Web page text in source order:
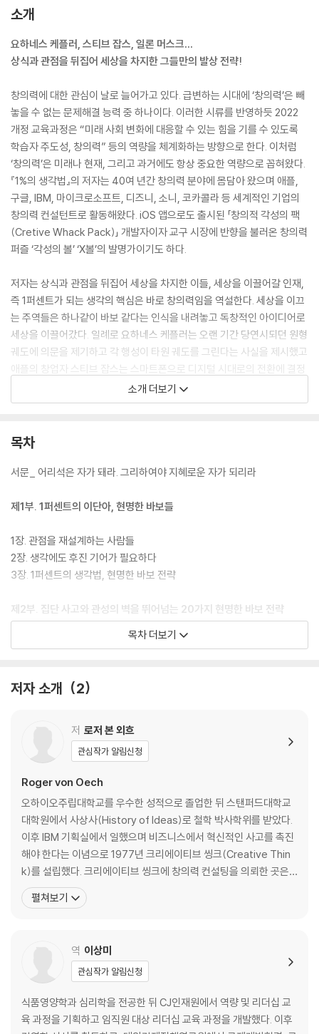
소개
요하네스 케플러, 스티브 잡스, 일론 머스크…
상식과 관점을 뒤집어 세상을 차지한 그들만의 발상 전략!
창의력에 대한 관심이 날로 늘어가고 있다. 급변하는 시대에 ‘창의력’은 빼
놓을 수 없는 문제해결 능력 중 하나이다. 이러한 시류를 반영하듯 2022
개정 교육과정은 “미래 사회 변화에 대응할 수 있는 힘을 기를 수 있도록
학습자 주도성, 창의력” 등의 역량을 체계화하는 방향으로 한다. 이처럼
‘창의력’은 미래나 현재, 그리고 과거에도 항상 중요한 역량으로 꼽혀왔다.
『1%의 생각법』의 저자는 40여 년간 창의력 분야에 몸담아 왔으며 애플,
구글, IBM, 마이크로소프트, 디즈니, 소니, 코카콜라 등 세계적인 기업의
창의력 컨설턴트로 활동해왔다. iOS 앱으로도 출시된 「창의적 각성의 팩
(Cretive Whack Pack)」 개발자이자 교구 시장에 반향을 불러온 창의력
퍼즐 ‘각성의 볼’ ‘X볼’의 발명가이기도 하다.
저자는 상식과 관점을 뒤집어 세상을 차지한 이들, 세상을 이끌어갈 인재,
즉 1퍼센트가 되는 생각의 핵심은 바로 창의력임을 역설한다. 세상을 이끄
는 주역들은 하나같이 바보 같다는 인식을 내려놓고 독창적인 아이디어로
세상을 이끌어갔다. 일례로 요하네스 케플러는 오랜 기간 당연시되던 원형
궤도에 의문을 제기하고 각 행성이 타원 궤도를 그린다는 사실을 제시했고
애플의 창업자 스티브 잡스는 스마트폰으로 디지털 시대로의 전환에 결정
적인 역할을 했다. 테슬라 최고경영자 일론 머스크는 어릴 때 모두가 망상
이라고 하던 우주를 날아가는 비디오게임 ‘블래스타’를 개발해 판매했으며
한다.
이 책은 20가지 창의적 사고의 전환 기술을 활용해 잠자고 있는 창의력까
를 하고 자기 생각을 솔직하게 말”하는 방법, “절대적인 제도나 관습”처럼
해결책을 찾을 수 있을 것이다.
소개 더보기
목차
서문_ 어리석은 자가 돼라. 그리하여야 지혜로운 자가 되리라
제1부. 1퍼센트의 이단아, 현명한 바보들
1장. 관점을 재설계하는 사람들
2장. 생각에도 후진 기어가 필요하다
3장. 1퍼센트의 생각법, 현명한 바보 전략
제2부. 집단 사고와 관성의 벽을 뛰어넘는 20가지 현명한 바보 전략
4장. 두 번째 정답이 있는가
6장. 뒤집어 질문하기
7장. 규칙을 일부러 어겨라
8장. ‘만약에’ 효과
9장, 모호함을 즐겨라
10장. 분명하게 보라
11장. 망각을 이용하라
12장. 당연한 것은 한물간 것
13장. 사랑을 버려라
14장. 레트로가 영감이 된다
16장. 자신을 속이지 마라
19장. 뻔뻔함이란 무기
20장. 환상을 버려라
제3부. 당신만의 현명한 바보 전략 활용하기
목차 더보기
저자 소개 2
저 로저 본 외흐
관심작가 알림신청
Roger von Oech
오하이오주립대학교를 우수한 성적으로 졸업한 뒤 스탠퍼드대학교
대학원에서 사상사(History of Ideas)로 철학 박사학위를 받았다.
이후 IBM 기획실에서 일했으며 비즈니스에서 혁신적인 사고를 촉진
해야 한다는 이념으로 1977년 크리에이티브 씽크(Creative Thin
k)를 설립했다. 크리에이티브 씽크에 창의력 컨설팅을 의뢰한 곳은
애플, 구글, 마이크로소프트, IBM, 소니부터 컬럼비아 픽처스, 디즈
니, 심지어 미항공우주국에 이르기까지 다양하다. 전 세계 수많은 사
펼쳐보기
역 이상미
관심작가 알림신청
식품영양학과 심리학을 전공한 뒤 CJ인재원에서 역량 및 리더십 교
육 과정을 기획하고 임직원 대상 리더십 교육 과정을 개발했다. 이후